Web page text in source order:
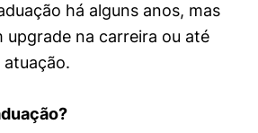
há alguns anos, mas
upgrade na carreira ou até
atuação.